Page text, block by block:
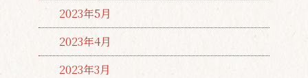
2023年5月
2023年4月
2023年3月